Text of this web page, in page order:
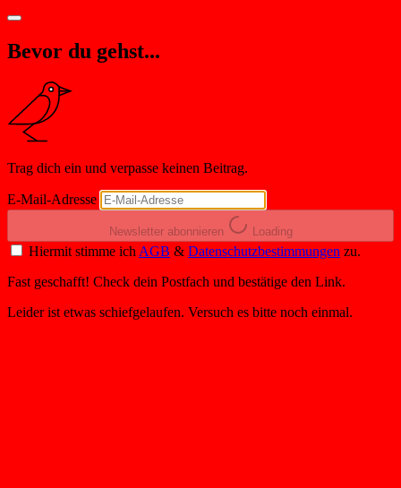
Bevor du gehst...
Trag dich ein und verpasse keinen Beitrag.
E-Mail-Adresse
Newsletter abonnieren Loading
Hiermit stimme ich AGB & Datenschutzbestimmungen zu.
Fast geschafft! Check dein Postfach und bestätige den Link.
Leider ist etwas schiefgelaufen. Versuch es bitte noch einmal.